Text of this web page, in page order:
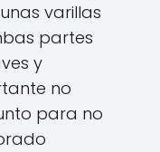
varillas
partes
y
no
para no